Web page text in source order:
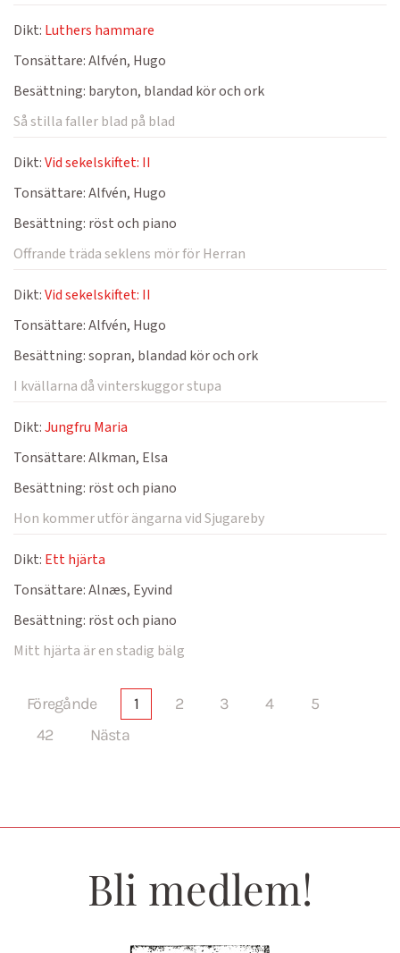
Dikt: Luthers hammare
Tonsättare:Alfvén, Hugo
Besättning: baryton, blandad kör och ork
Så stilla faller blad på blad
Dikt:Vid sekelskiftet: II
Tonsättare:Alfvén, Hugo
Besättning: röst och piano
Offrande träda seklens mör för Herran
Dikt:Vid sekelskiftet: II
Tonsättare:Alfvén, Hugo
Besättning:sopran, blandad kör och ork
I kvällarna då vinterskuggor stupa
Dikt:Jungfru Maria
Tonsättare:Alkman, Elsa
Besättning: röst och piano
Hon kommer utför ängarna vid Sjugareby
Dikt: Ett hjärta
Tonsättare:Alnæs, Eyvind
Besättning: röst och piano
Mitt hjärta är en stadig bälg
Föregånde 1 2 3 4
5
42
Nästa
Bli medlem!